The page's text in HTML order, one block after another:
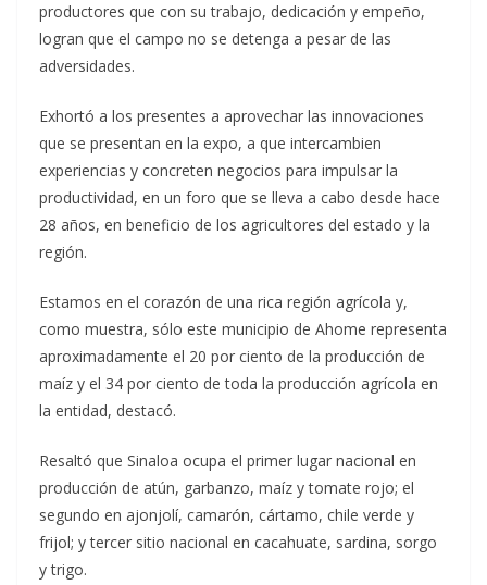
productores que con su trabajo, dedicación y empeño,
logran que el campo no se detenga a pesar de las
adversidades.
Exhortó a los presentes a aprovechar las innovaciones
que se presentan en la expo, a que intercambien
experiencias y concreten negocios para impulsar la
productividad, en un foro que se lleva a cabo desde hace
28 años, en beneficio de los agricultores del estado y la
región.
Estamos en el corazón de una rica región agrícola y,
como muestra, sólo este municipio de Ahome representa
aproximadamente el 20 por ciento de la producción de
maíz y el 34 por ciento de toda la producción agrícola en
la entidad, destacó.
Resaltó que Sinaloa ocupa el primer lugar nacional en
producción de atún, garbanzo, maíz y tomate rojo; el
segundo en ajonjolí, camarón, cártamo, chile verde y
frijol; y tercer sitio nacional en cacahuate, sardina, sorgo
y trigo.